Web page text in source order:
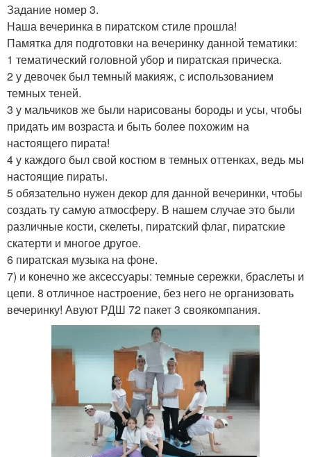
Задание номер 3.
Наша вечеринка в пиратском стиле прошла!
Памятка для подготовки на вечеринку данной тематики:
1 тематический головной убор и пиратская прическа.
2 у девочек был темный макияж, с использованием
темных теней.
3 у мальчиков же были нарисованы бороды и усы, чтобы
придать им возраста и быть более похожим на
настоящего пирата!
4 у каждого был свой костюм в темных оттенках, ведь мы
настоящие пираты.
5 обязательно нужен декор для данной вечеринки, чтобы
создать ту самую атмосферу. В нашем случае это были
различные кости, скелеты, пиратский флаг, пиратские
скатерти и многое другое.
6 пиратская музыка на фоне.
7) и конечно же аксессуары: темные сережки, браслеты и
цепи. 8 отличное настроение, без него не организовать
вечеринку! Авуют РДШ 72 пакет 3 своякомпания.